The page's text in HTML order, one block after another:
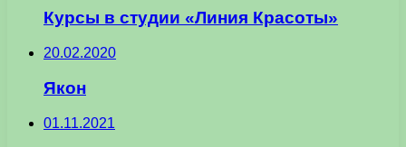
Курсы в студии «Линия Красоты»
20.02.2020
Якон
01.11.2021